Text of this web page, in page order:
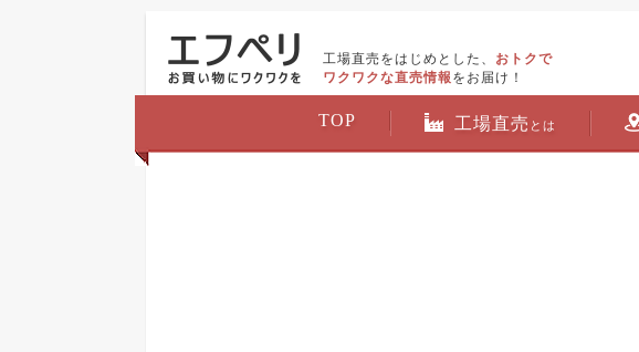
工場直売をはじめとした、 おトクで
ワクワクな直売情報 をお届け！
TOP 工場直売 とは